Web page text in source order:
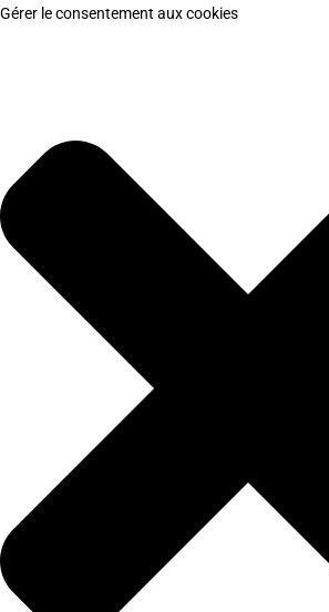
Gérer le consentement aux cookies